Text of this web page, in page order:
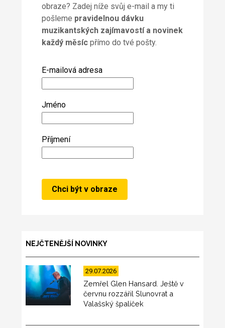
obraze? Zadej níže svůj e-mail a my ti
pošleme pravidelnou dávku
muzikantských zajímavostí a novinek
každý měsícpřímo do tvé pošty.
E-mailová adresa
Jméno
Příjmení
NEJČTENĚJŠÍ NOVINKY
29.07.2026
Zemřel Glen Hansard. Ještě v
červnu rozzářil Slunovrat a
Valašský špalíček